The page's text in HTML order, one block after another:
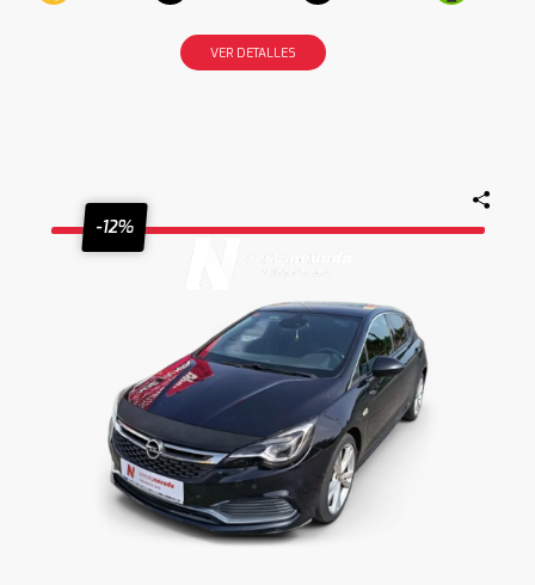
VER DETALLES
-12%